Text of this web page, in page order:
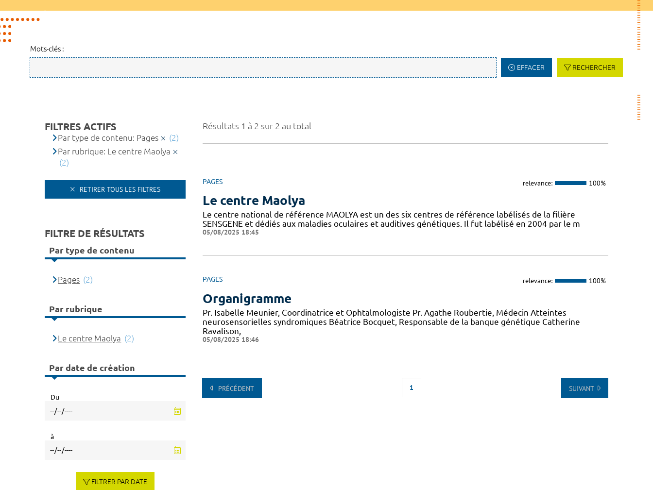
Mots-clés :
EFFACER RECHERCHER
Résultats 1 à 2 sur 2 au total
PAGES relevance: 100%
Le centre Maolya
Le centre national de référence MAOLYA est un des six centres de référence labélisés de la filière
SENSGENE et dédiés aux maladies oculaires et auditives génétiques. Il fut labélisé en 2004 par le m
05/08/2025 18:45
PAGES relevance: 100%
Organigramme
Pr. Isabelle Meunier, Coordinatrice et Ophtalmologiste Pr. Agathe Roubertie, Médecin Atteintes
neurosensorielles syndromiques Béatrice Bocquet, Responsable de la banque génétique Catherine
Ravalison,
05/08/2025 18:46
PRÉCÉDENT 1 SUIVANT
FILTRES ACTIFS
Par type de contenu: Pages
(2)
Par rubrique: Le centre Maolya
(2)
RETIRER TOUS LES FILTRES
FILTRE DE RÉSULTATS
Par type de contenu
Pages (2)
Par rubrique
Le centre Maolya (2)
Par date de création
Du
à
FILTRER PAR DATE